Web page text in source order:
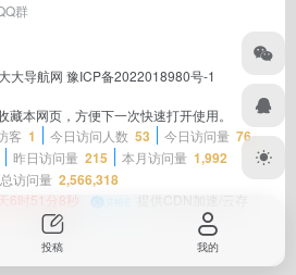
群
大大导航网 豫ICP备2022018980号-1
藏本网页，方便下一次快速打开使用。
客 1 今日访问人数 53 今日访问量 76
昨日访问量 215 本月访问量 1,992
总访问量 2,566,318
6时51分8秒
提供CDN加速/云存
储服务
投稿 我的